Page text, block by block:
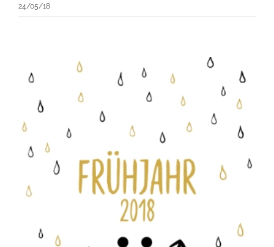
24/05/18